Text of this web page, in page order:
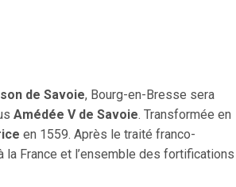
de Savoie, Bourg-en-Bresse sera
Amédée V de Savoie. Transformée en
en 1559. Après le traité franco-
France et l’ensemble des fortifications